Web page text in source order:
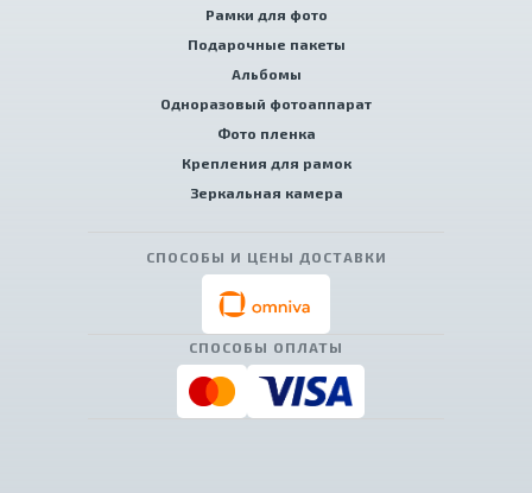
Рамки для фото
Подарочные пакеты
Альбомы
Одноразовый фотоаппарат
Фото пленка
Крепления для рамок
Зеркальная камера
СПОСОБЫ И ЦЕНЫ ДОСТАВКИ
СПОСОБЫ ОПЛАТЫ